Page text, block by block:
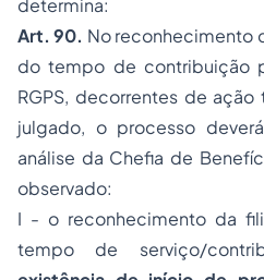
determina:
Art. 90. No reconhecimento
do tempo de contribuição
RGPS, decorrentes de
julgado, o processo
análise da Chefia de
observado:
I - o reconhecimento da
tempo de serviço/